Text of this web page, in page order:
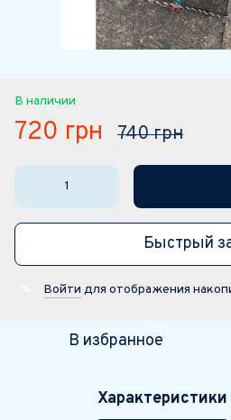
В наличии
720 грн 740 грн
Быстрый
Войти для отображения
В избранное
Характеристики